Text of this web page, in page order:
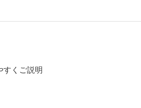
すくご説明